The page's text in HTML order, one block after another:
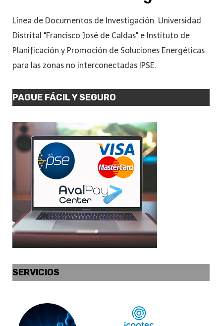
Línea de Documentos de Investigación. Universidad
Distrital "Francisco José de Caldas" e Instituto de
Planificación y Promoción de Soluciones Energéticas
para las zonas no interconectadas IPSE.
PAGUE FÁCIL Y SEGURO
SERVICIOS